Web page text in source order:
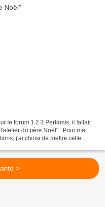
le forum 1 2 3 Perlamis, il fallait
du père Noël" . Pour ma
j'ai choisi de mettre cette
>